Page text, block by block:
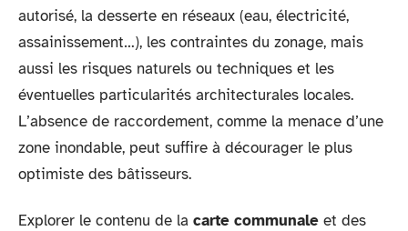
autorisé, la desserte en réseaux (eau, électricité,
assainissement…), les contraintes du zonage, mais
aussi les risques naturels ou techniques et les
éventuelles particularités architecturales locales.
L’absence de raccordement, comme la menace d’une
zone inondable, peut suffire à décourager le plus
optimiste des bâtisseurs.
Explorer le contenu de la carte communale et des